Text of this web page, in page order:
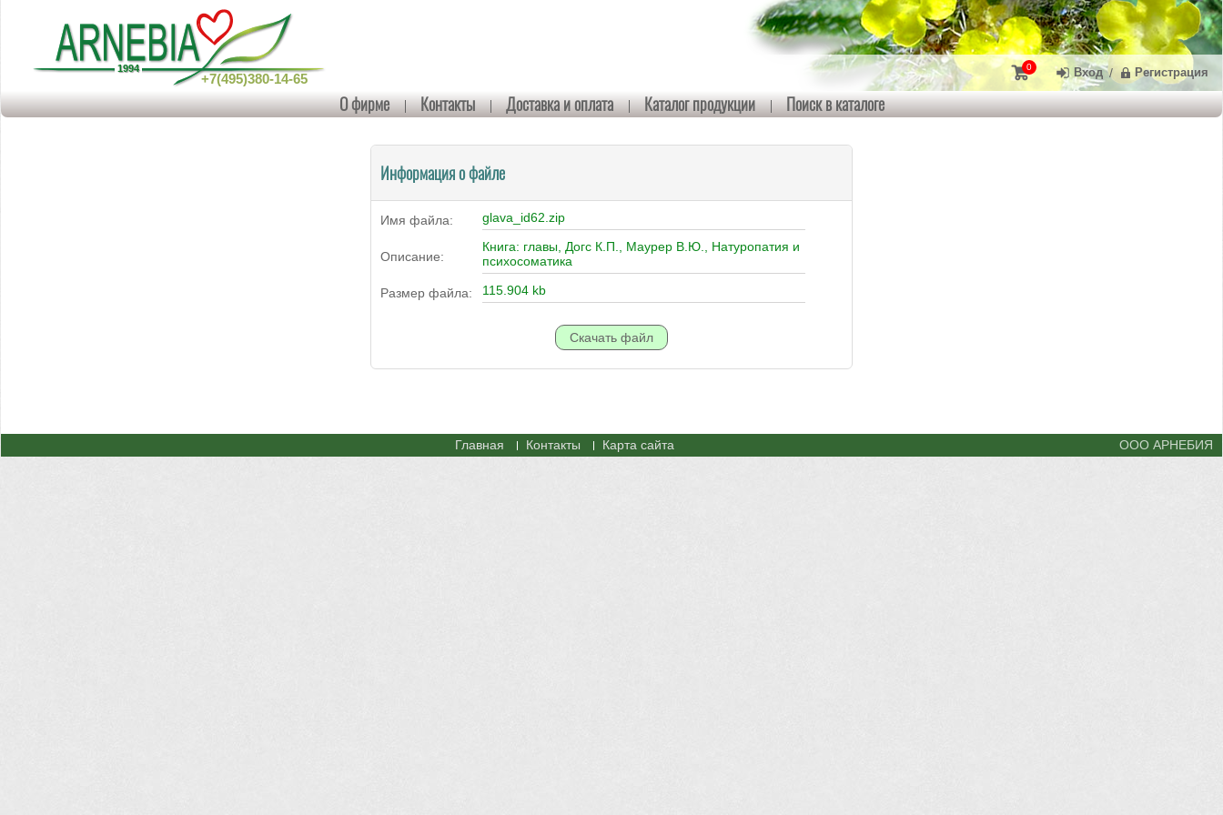
+7(495)380-14-65
О фирме Контакты Доставка и оплата Каталог продукции Поиск в каталоге
0 Вход / Регистрация
Информация о файле
Имя файла: glava_id62.zip
Описание:
Книга: главы, Догс К.П., Маурер В.Ю., Натуропатия и
психосоматика
Размер файла: 115.904 kb
Главная Контакты Карта сайта ООО АРНЕБИЯ